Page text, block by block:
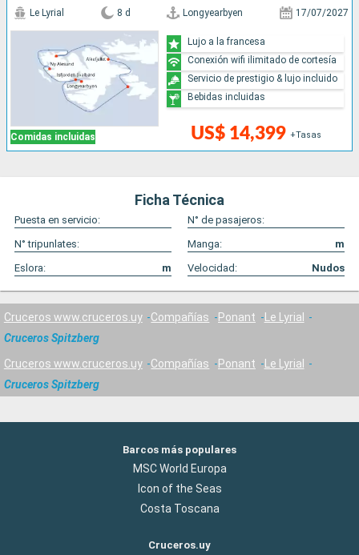
Comidas incluidas
Le Lyrial 8 d Longyearbyen 17/07/2027
US$ 14,399 +Tasas
Lujo a la francesa
Conexión wifi ilimitado de cortesía
Servicio de prestigio & lujo incluido
Bebidas incluidas
Ficha Técnica
Puesta en servicio:
N° de pasajeros:
N° tripunlates:
Manga:
m
Eslora:
m Velocidad: Nudos
Cruceros www.cruceros.uy Compañías Ponant
Le Lyrial
Cruceros Spitzberg
Cruceros www.cruceros.uy Compañías Ponant
Le Lyrial
Cruceros Spitzberg
Barcos más populares
MSC World Europa
Icon of the Seas
Costa Toscana
Cruceros.uy